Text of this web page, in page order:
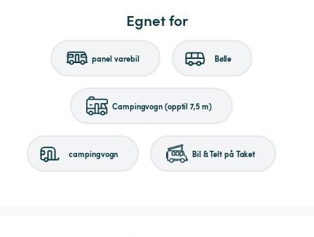
Egnet for
panel varebil Bølle
Campingvogn (opptil 7,5 m)
campingvogn Bil & Telt på Taket